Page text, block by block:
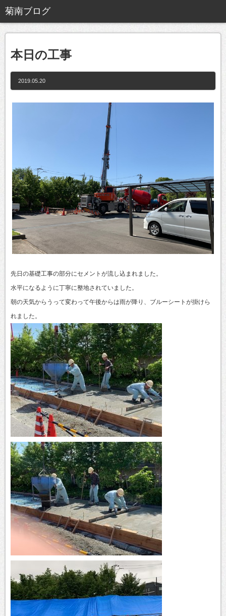
本日の工事
2019.05.20
先日の基礎工事の部分にセメントが流し込まれました。
水平になるように丁寧に整地されていました。
朝の天気からうって変わって午後からは雨が降り、ブルーシートが掛けら
れました。